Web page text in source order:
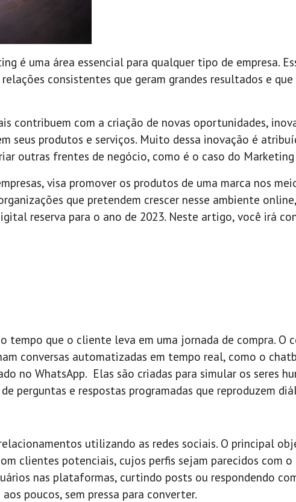
é uma área essencial para qualquer tipo de empresa.
consistentes que geram grandes resultados e
contribuem com a criação de novas oportunidades,
seus produtos e serviços. Muito dessa inovação é
outras frentes de negócio, como é o caso do
visa promover os produtos de uma marca nos
que pretendem crescer nesse ambiente
reserva para o ano de 2023. Neste artigo, você irá
tempo que o cliente leva em uma jornada de compra. O
conversas automatizadas em tempo real, como o
no WhatsApp. Elas são criadas para simular os seres
perguntas e respostas programadas que reproduzem
utilizando as redes sociais. O principal
clientes potenciais, cujos perfis sejam parecidos com o
nas plataformas, curtindo posts ou respondendo
poucos, sem pressa para converter.